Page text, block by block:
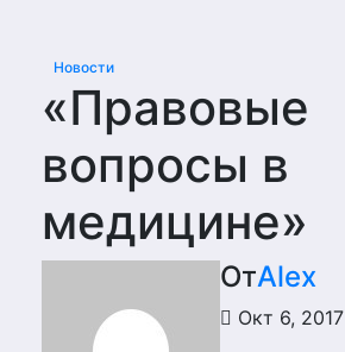
Новости
«Правовые
вопросы в
медицине»
ОтAlex
Окт 6, 2017